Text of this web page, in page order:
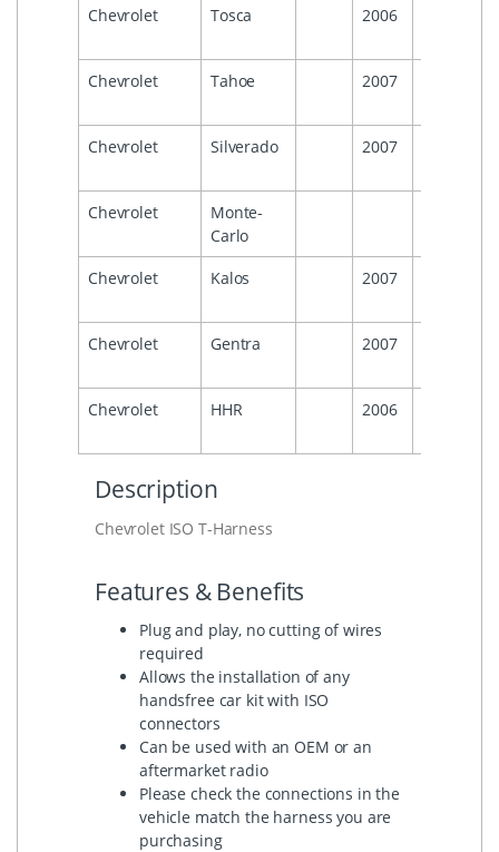
Chevrolet Tosca 2006
Chevrolet Tahoe 2007
Chevrolet Silverado 2007
Chevrolet
Monte-
Carlo
Chevrolet Kalos 2007
Chevrolet Gentra 2007
Chevrolet HHR 2006
Description
Chevrolet ISO T-Harness
Features & Benefits
Plug and play, no cutting of wires
required
Allows the installation of any
handsfree car kit with ISO
connectors
Can be used with an OEM or an
aftermarket radio
Please check the connections in the
vehicle match the harness you are
purchasing